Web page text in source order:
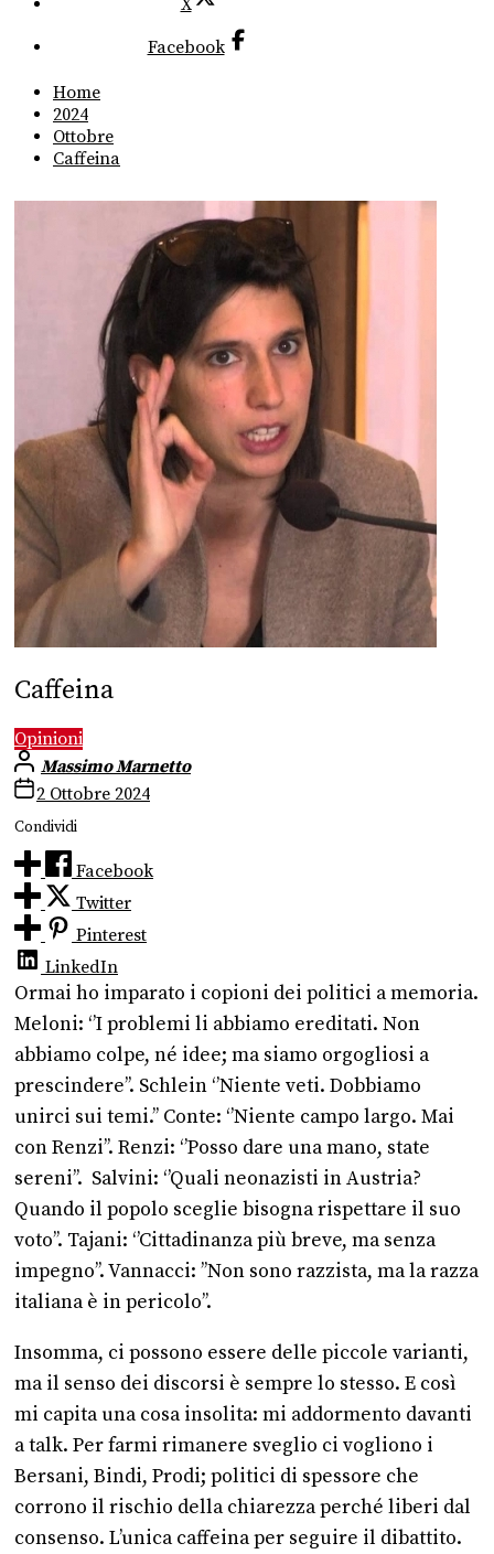
X
Facebook
Home
2024
Ottobre
Caffeina
Caffeina
Opinioni
Massimo Marnetto
2 Ottobre 2024
Condividi
Facebook
Twitter
Pinterest
LinkedIn
Ormai ho imparato i copioni dei politici a memoria.
Meloni: ‘’I problemi li abbiamo ereditati. Non
abbiamo colpe, né idee; ma siamo orgogliosi a
prescindere’’. Schlein ‘’Niente veti. Dobbiamo
unirci sui temi.’’ Conte: ‘’Niente campo largo. Mai
con Renzi’’. Renzi: ‘’Posso dare una mano, state
sereni’’. Salvini: ‘’Quali neonazisti in Austria?
Quando il popolo sceglie bisogna rispettare il suo
voto’’. Tajani: ‘’Cittadinanza più breve, ma senza
impegno’’. Vannacci: ’’Non sono razzista, ma la razza
italiana è in pericolo’’.
Insomma, ci possono essere delle piccole varianti,
ma il senso dei discorsi è sempre lo stesso. E così
mi capita una cosa insolita: mi addormento davanti
a talk. Per farmi rimanere sveglio ci vogliono i
Bersani, Bindi, Prodi; politici di spessore che
corrono il rischio della chiarezza perché liberi dal
consenso. L’unica caffeina per seguire il dibattito.